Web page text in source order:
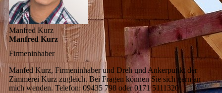
Manfred Kurz
Manfred Kurz
Firmeninhaber
Manfed Kurz, Firmeninhaber und Dreh und Ankerpunkt der
Zimmerei Kurz zugleich. Bei Fragen können Sie sich gern an
mich wenden. Telefon: 09435 798 oder 0171 5111320